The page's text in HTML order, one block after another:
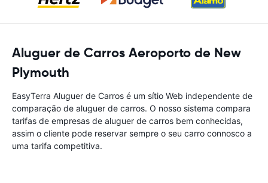
Aluguer de Carros Aeroporto de New
Plymouth
EasyTerra Aluguer de Carros é um sítio Web independente de
comparação de aluguer de carros. O nosso sistema compara
tarifas de empresas de aluguer de carros bem conhecidas,
assim o cliente pode reservar sempre o seu carro connosco a
uma tarifa competitiva.